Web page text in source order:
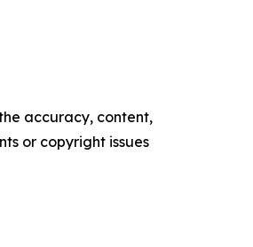
accuracy, content,
or copyright issues